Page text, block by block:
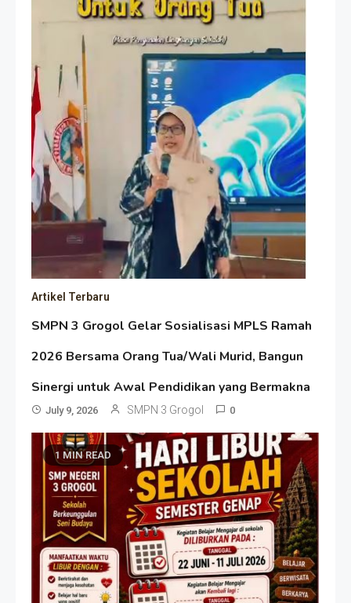
Artikel Terbaru
SMPN 3 Grogol Gelar Sosialisasi MPLS Ramah
2026 Bersama Orang Tua/Wali Murid, Bangun
Sinergi untuk Awal Pendidikan yang Bermakna
July 9, 2026 SMPN 3 Grogol 0
1 MIN READ